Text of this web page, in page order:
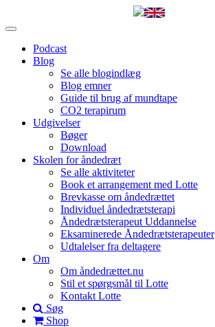
Podcast
Blog
Se alle blogindlæg
Blog emner
Guide til brug af mundtape
CO2 terapirum
Udgivelser
Bøger
Download
Skolen for åndedræt
Se alle aktiviteter
Book et arrangement med Lotte
Brevkasse om åndedrættet
Individuel åndedrætsterapi
Åndedrætsterapeut Uddannelse
Eksaminerede Åndedrætsterapeuter
Udtalelser fra deltagere
Om
Om åndedrættet.nu
Stil et spørgsmål til Lotte
Kontakt Lotte
Søg
Shop